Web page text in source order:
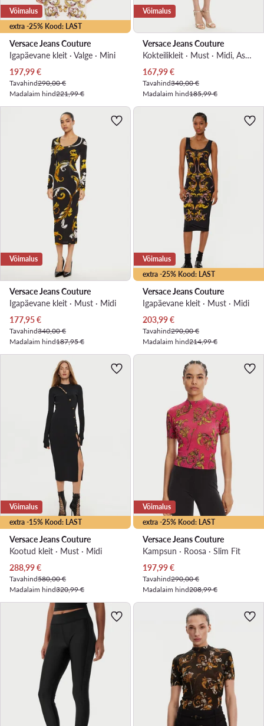
extra -25% Kood: LAST
Võimalus
Versace Jeans Couture
Igapäevane kleit · Valge · Mini
Praegune hind
197,99€
Tavahind290,00 €
Madalaim hind221,99 €
Võimalus
Versace Jeans Couture
Kokteilikleit · Must · Midi, Asümmeetriline
Praegune hind
167,99€
Tavahind340,00 €
Madalaim hind185,99 €
Võimalus
Versace Jeans Couture
Igapäevane kleit · Must · Midi
Praegune hind
177,95€
Tavahind340,00 €
Madalaim hind187,95 €
extra -25% Kood: LAST
Võimalus
Versace Jeans Couture
Igapäevane kleit · Must · Midi
Praegune hind
203,99€
Tavahind290,00 €
Madalaim hind214,99 €
extra -15% Kood: LAST
Võimalus
Versace Jeans Couture
Kootud kleit · Must · Midi
Praegune hind
288,99€
Tavahind580,00 €
Madalaim hind320,99 €
extra -25% Kood: LAST
Võimalus
Versace Jeans Couture
Kampsun · Roosa · Slim Fit
Praegune hind
197,99€
Tavahind290,00 €
Madalaim hind208,99 €